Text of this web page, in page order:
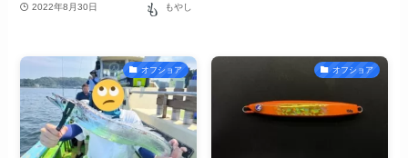
2022年8月30日 もやし
オフショア オフショア